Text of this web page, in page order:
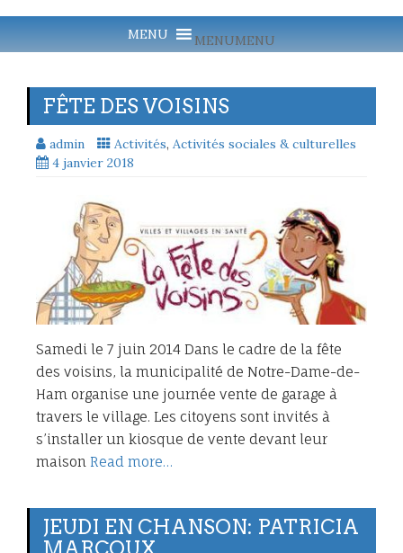
MENUMENU
FÊTE DES VOISINS
admin Activités, Activités sociales & culturelles
4 janvier 2018
Samedi le 7 juin 2014 Dans le cadre de la fête
des voisins, la municipalité de Notre-Dame-de-
Ham organise une journée vente de garage à
travers le village. Les citoyens sont invités à
s’installer un kiosque de vente devant leur
maison Read more…
JEUDI EN CHANSON: PATRICIA